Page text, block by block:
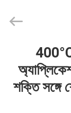
পণ্য
Forging
শক্তি সঙ্গে